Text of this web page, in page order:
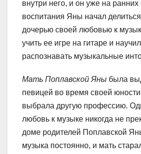
внутри него, и он уже на ранних
воспитания Яны начал
дочерью своей любовью к
учить ее игре на гитаре и
распознавать музыкальные
Мать Поплавской Яны была
певицей во время своей
выбрала другую профессию.
любовь к музыке никогда не
доме родителей Поплавской
музыка постоянно, и мать